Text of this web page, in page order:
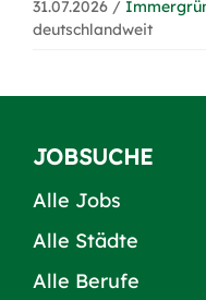
31.07.2026 /
deutschlandweit
JOBSUCHE
Alle Jobs
Alle Städte
Alle Berufe